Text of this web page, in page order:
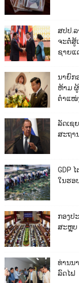
ສປປ.
ຈະຕໍ່ສູ້
ຊາຍແ
ນາຍົກ
ຫ້າມ
ຕຳແໜ່
ລັດເຊ
ສະຖາ
GDP
ໃນຮອ
ກອງປ
ສະຫຼຸບ
ທ່ານນ
ລົດໄຟ